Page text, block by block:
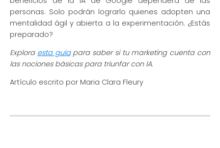
personas. Solo podrán lograrlo quienes adopten una
mentalidad ágil y abierta a la experimentación. ¿Estás
preparado?
Explora esta guíapara saber si tu marketing cuenta con
las nociones básicas para triunfar con IA.
Artículo escrito por Maria Clara Fleury